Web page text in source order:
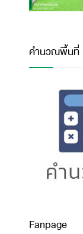
คำนวณพื้นที่
Fanpage